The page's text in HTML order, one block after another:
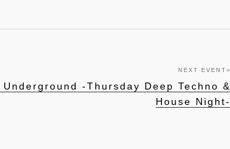
NEXT EVENT »
Underground -Thursday Deep Techno &
House Night-